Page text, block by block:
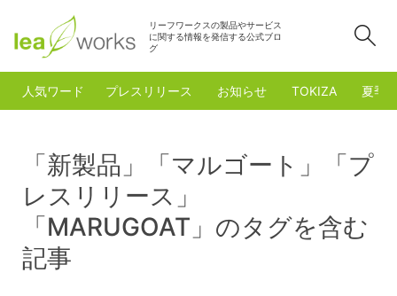
リーフワークスの製品やサービス
に関する情報を発信する公式ブロ
グ
人気ワード プレスリリース お知らせ TOKIZA 夏季
「新製品」「マルゴート」「プ
レスリリース」
「MARUGOAT」のタグを含む
記事